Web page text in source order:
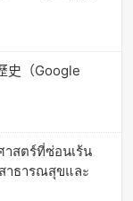
史（Google
สตร์ที่ซ่อนเร้น
าธารณสุขและ